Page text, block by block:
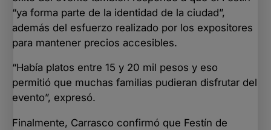
“ya forma parte de la identidad de la ciudad”,
además del esfuerzo realizado por los expositores
para mantener precios accesibles.
“Había platos entre 15 y 20 mil pesos y eso
permitió que muchas familias pudieran disfrutar del
evento”, expresó.
Finalmente, Carrasco confirmó que Festín de